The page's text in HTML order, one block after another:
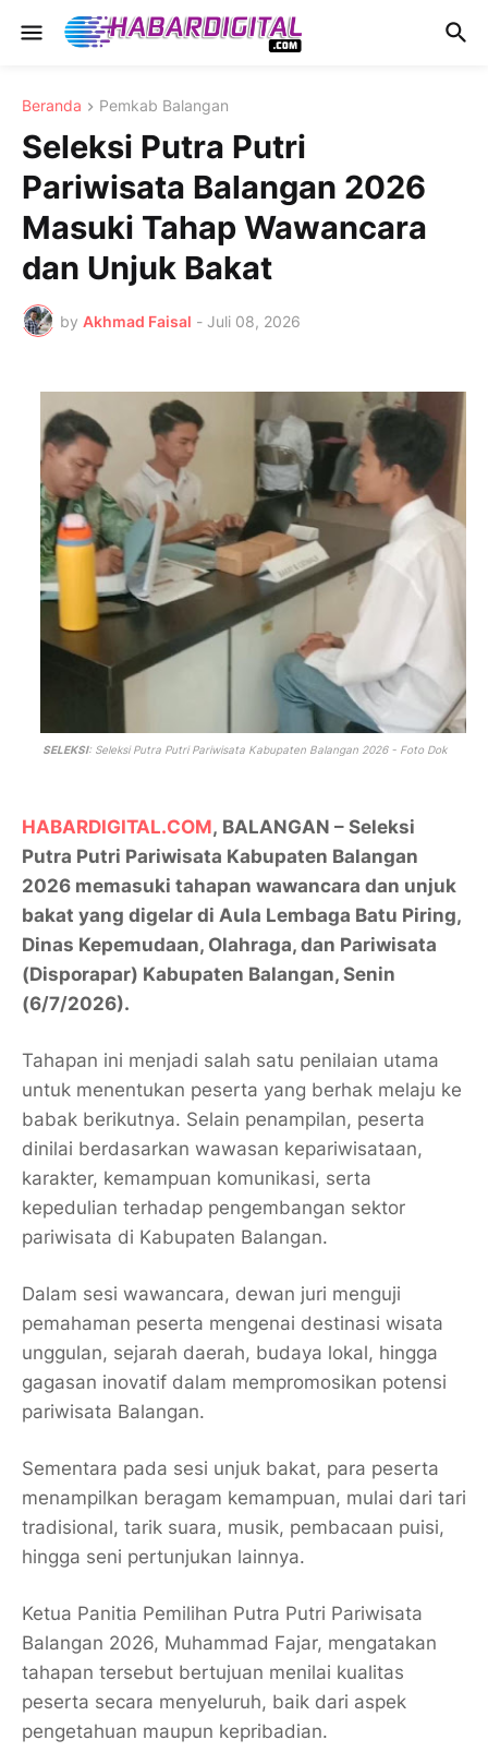
Beranda Pemkab Balangan
Seleksi Putra Putri
Pariwisata Balangan 2026
Masuki Tahap Wawancara
dan Unjuk Bakat
by Akhmad Faisal - Juli 08, 2026
SELEKSI: Seleksi Putra Putri Pariwisata Kabupaten Balangan 2026 - Foto Dok
HABARDIGITAL.COM, BALANGAN – Seleksi
Putra Putri Pariwisata Kabupaten Balangan
2026 memasuki tahapan wawancara dan unjuk
bakat yang digelar di Aula Lembaga Batu Piring,
Dinas Kepemudaan, Olahraga, dan Pariwisata
(Disporapar) Kabupaten Balangan, Senin
(6/7/2026).
Tahapan ini menjadi salah satu penilaian utama
untuk menentukan peserta yang berhak melaju ke
babak berikutnya. Selain penampilan, peserta
dinilai berdasarkan wawasan kepariwisataan,
karakter, kemampuan komunikasi, serta
kepedulian terhadap pengembangan sektor
pariwisata di Kabupaten Balangan.
Dalam sesi wawancara, dewan juri menguji
pemahaman peserta mengenai destinasi wisata
unggulan, sejarah daerah, budaya lokal, hingga
gagasan inovatif dalam mempromosikan potensi
pariwisata Balangan.
Sementara pada sesi unjuk bakat, para peserta
menampilkan beragam kemampuan, mulai dari tari
tradisional, tarik suara, musik, pembacaan puisi,
hingga seni pertunjukan lainnya.
Ketua Panitia Pemilihan Putra Putri Pariwisata
Balangan 2026, Muhammad Fajar, mengatakan
tahapan tersebut bertujuan menilai kualitas
peserta secara menyeluruh, baik dari aspek
pengetahuan maupun kepribadian.